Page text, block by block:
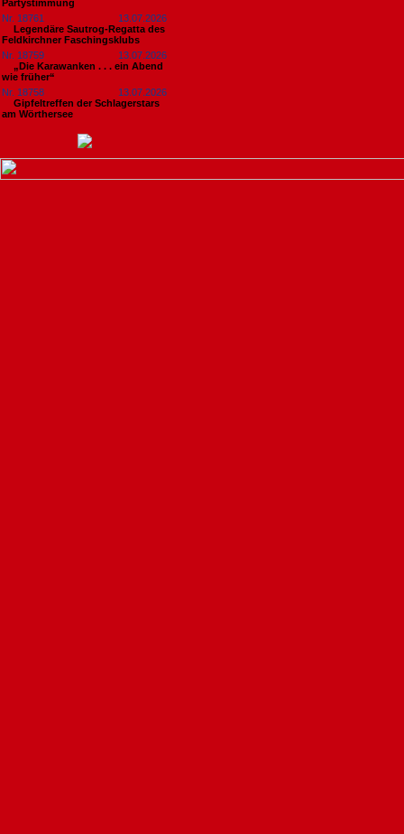
Partystimmung
Nr. 18761
13.07.2026
Legendäre Sautrog-Regatta des
Feldkirchner Faschingsklubs
Nr. 18759
13.07.2026
„Die Karawanken . . . ein Abend
wie früher“
Nr. 18758
13.07.2026
Gipfeltreffen der Schlagerstars
am Wörthersee